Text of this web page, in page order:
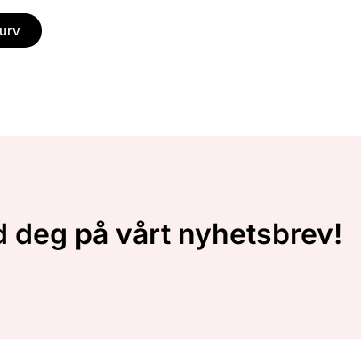
deg på vårt nyhetsbrev!